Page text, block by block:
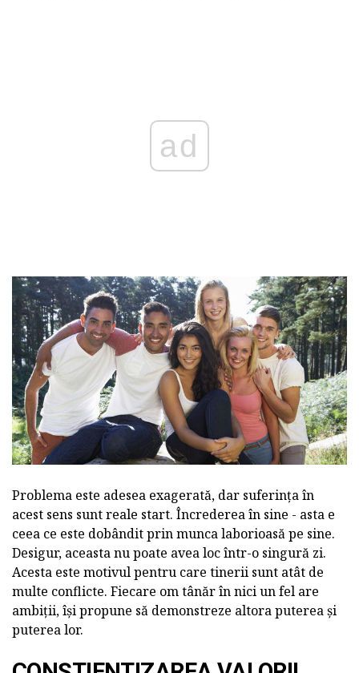
ad
Problema este adesea exagerată, dar suferința în
acest sens sunt reale start. Încrederea în sine - asta e
ceea ce este dobândit prin munca laborioasă pe sine.
Desigur, aceasta nu poate avea loc într-o singură zi.
Acesta este motivul pentru care tinerii sunt atât de
multe conflicte. Fiecare om tânăr în nici un fel are
ambiții, își propune să demonstreze altora puterea și
puterea lor.